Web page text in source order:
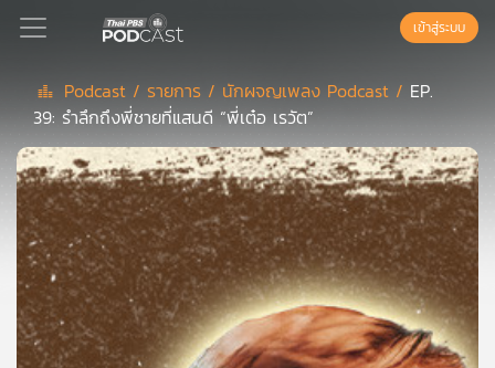
Podcast
เพล
ย์
ลิ
สต์
แนะนำ
เข้าสู่ระบบ
Podcast / รายการ / นักผจญเพลง Podcast / EP.
39: รำลึกถึงพี่ชายที่แสนดี “พี่เต๋อ เรวัต”